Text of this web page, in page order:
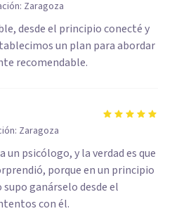
Zaragoza
desde el principio conecté y
un plan para abordar
recomendable.
Zaragoza
un psicólogo, y la verdad es que
porque en un principio
ganárselo desde el
con él.